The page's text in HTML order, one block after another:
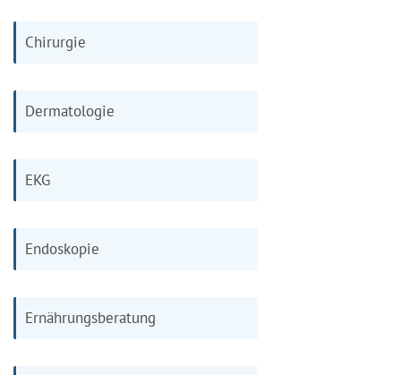
Chirurgie
Dermatologie
EKG
Endoskopie
Ernährungsberatung